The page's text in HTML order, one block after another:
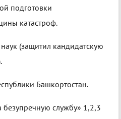
подготовки
катастроф.
(защитил кандидатскую
Башкортостан.
службу» 1,2,3